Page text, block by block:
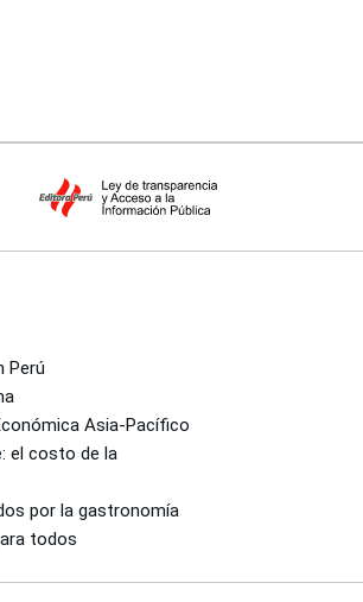
Perú
Asia-Pacífico
el costo de la
por la gastronomía
todos